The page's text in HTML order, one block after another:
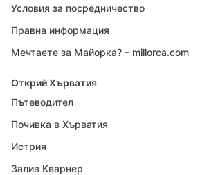
Условия за посредничество
Правна информация
Мечтаете за Майорка? – millorca.com
Открий Хърватия
Пътеводител
Почивка в Хърватия
Истрия
Залив Кварнер